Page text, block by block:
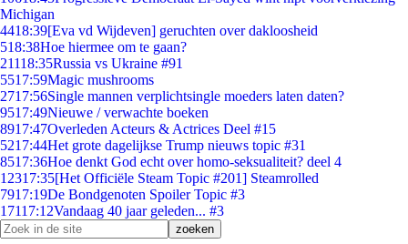
Michigan
4418:39[Eva vd Wijdeven] geruchten over dakloosheid
518:38Hoe hiermee om te gaan?
21118:35Russia vs Ukraine #91
5517:59Magic mushrooms
2717:56Single mannen verplichtsingle moeders laten daten?
9517:49Nieuwe / verwachte boeken
8917:47Overleden Acteurs & Actrices Deel #15
5217:44Het grote dagelijkse Trump nieuws topic #31
8517:36Hoe denkt God echt over homo-seksualiteit? deel 4
12317:35[Het Officiële Steam Topic #201] Steamrolled
7917:19De Bondgenoten Spoiler Topic #3
17117:12Vandaag 40 jaar geleden... #3